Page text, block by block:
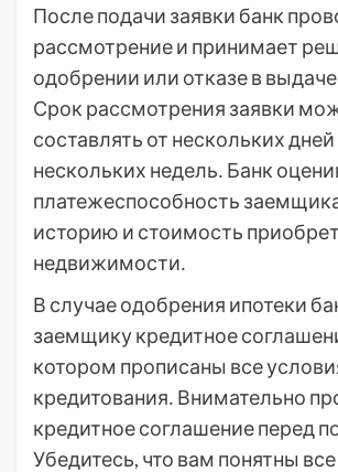
После подачи заявки банк
рассмотрение и принимает
одобрении или отказе в выдаче
Срок рассмотрения заявки
составлять от нескольких
нескольких недель․ Банк
платежеспособность
историю и стоимость
недвижимости․
В случае одобрения ипотеки
заемщику кредитное
котором прописаны все
кредитования․ Внимательно
кредитное соглашение перед
Убедитесь, что вам понятны